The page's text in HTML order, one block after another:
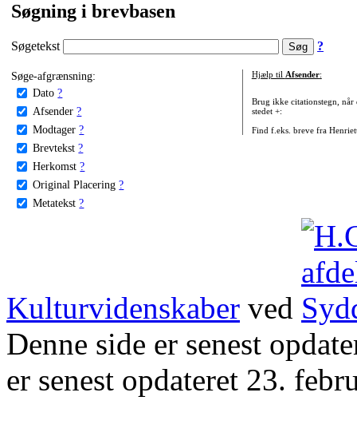
Søgning i brevbasen
Søgetekst ?
Søge-afgrænsning:
Dato ?
Afsender ?
Modtager ?
Brevtekst ?
Herkomst ?
Original Placering ?
Metatekst ?
Hjælp til Afsender:
Brug ikke citationstegn, når
stedet +:
Find f.eks. breve fra
Kulturvidenskaber ved
Denne side er senest
er senest opdateret 23.